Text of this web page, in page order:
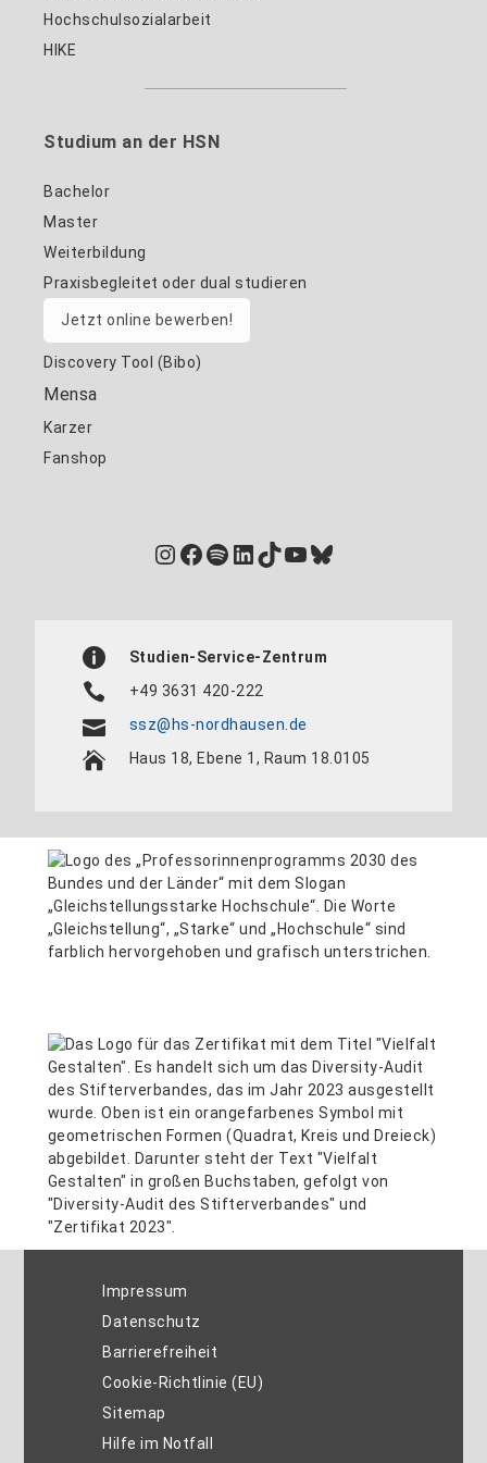
Hochschulsozialarbeit
HIKE
Studium an der HSN
Bachelor
Master
Weiterbildung
Praxisbegleitet oder dual studieren
Jetzt online bewerben!
Discovery Tool (Bibo)
Mensa
Karzer
Fanshop
Instagram
Facebook
Spotify
LinkedIn
TikTok
YouTube
Bluesky
Studien-Service-Zentrum
+49 3631 420-222
ssz@hs-nordhausen.de
Haus 18, Ebene 1, Raum 18.0105
Impressum
Datenschutz
Barrierefreiheit
Cookie-Richtlinie (EU)
Sitemap
Hilfe im Notfall